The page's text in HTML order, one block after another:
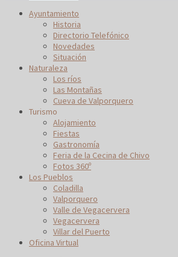
Ayuntamiento
Historia
Directorio Telefónico
Novedades
Situación
Naturaleza
Los ríos
Las Montañas
Cueva de Valporquero
Turismo
Alojamiento
Fiestas
Gastronomía
Feria de la Cecina de Chivo
Fotos 360º
Los Pueblos
Coladilla
Valporquero
Valle de Vegacervera
Vegacervera
Villar del Puerto
Oficina Virtual